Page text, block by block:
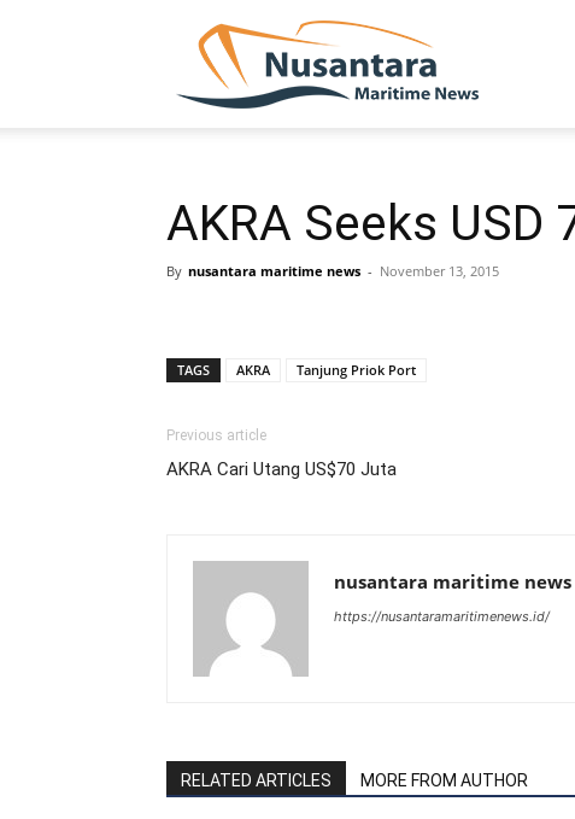
AKRA Seeks USD
By nusantara maritime news - November 13, 2015
TAGS AKRA Tanjung Priok Port
Previous article
AKRA Cari Utang US$70 Juta
nusantara maritime news
https://nusantaramaritimenews.id/
RELATED ARTICLES MORE FROM AUTHOR